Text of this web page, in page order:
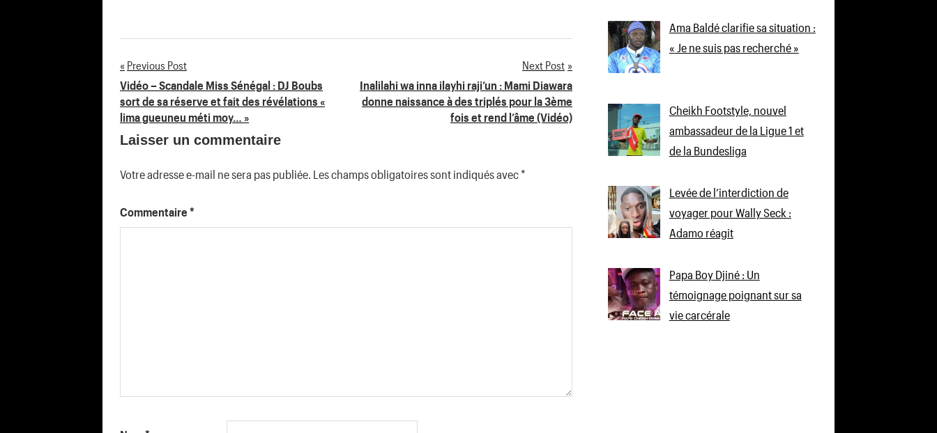
Navigation
de
l’article
Previous Post
Vidéo – Scandale Miss Sénégal : DJ Boubs
sort de sa réserve et fait des révélations «
lima gueuneu méti moy… »
Next Post
Inalilahi wa inna ilayhi raji’un : Mami Diawara
donne naissance à des triplés pour la 3ème
fois et rend l’âme (Vidéo)
Laisser un commentaire
Votre adresse e-mail ne sera pas publiée. Les champs obligatoires sont indiqués avec*
Commentaire *
Ama Baldé clarifie sa situation :
« Je ne suis pas recherché »
Cheikh Footstyle, nouvel
ambassadeur de la Ligue 1 et
de la Bundesliga
Levée de l’interdiction de
voyager pour Wally Seck :
Adamo réagit
Papa Boy Djiné : Un
témoignage poignant sur sa
vie carcérale